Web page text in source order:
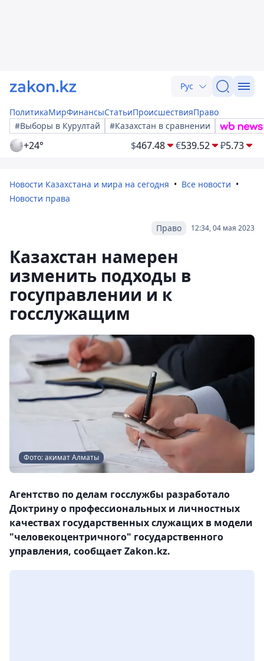
Рус
ПолитикаМирФинансыСтатьиПроисшествияПраво
#Выборы в Курултай
#Казахстан в сравнении
+24° $467.48 €539.52 ₽5.73
Новости Казахстана и мира на сегодня
Все новости
Новости права
12:34, 04 мая 2023
Право
Казахстан намерен
изменить подходы в
госуправлении и к
госслужащим
Фото: акимат Алматы
Агентство по делам госслужбы разработало
Доктрину о профессиональных и личностных
качествах государственных служащих в модели
"человекоцентричного" государственного
управления, сообщает Zakon.kz.